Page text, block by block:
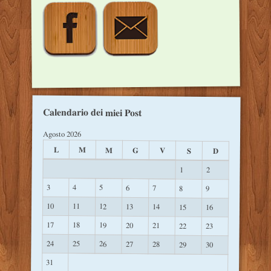
Calendario dei miei Post
Agosto 2026
L M M G V S D
1
2
3
4 5 6 7 8 9
10 11 12 13 14 15
16
17
18 19 20 21 22
23
24
25 26 27 28 29
30
31